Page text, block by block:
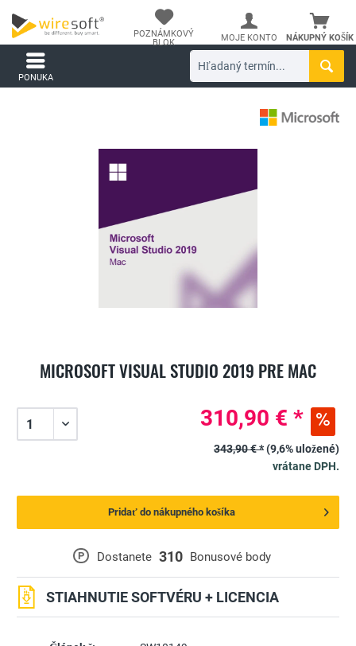
NÁKUPNÝ KOŠÍK
POZNÁMKOVÝ
BLOK
MOJE KONTO
PONUKA
MICROSOFT VISUAL STUDIO 2019 PRE MAC
P Dostanete 310 Bonusové body
STIAHNUTIE SOFTVÉRU + LICENCIA
310,90 € *
343,90 € *(9,6% uložené)
vrátane DPH.
Pridať do nákupného košíka